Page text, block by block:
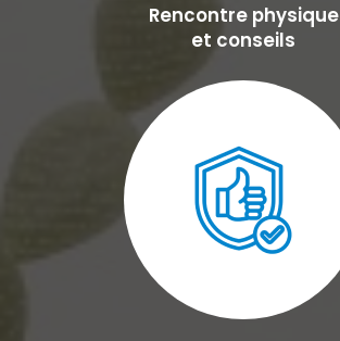
Rencontre physique
et conseils